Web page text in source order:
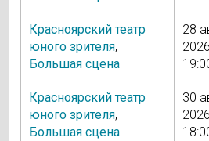
Красноярский театр
юного зрителя,
Большая сцена
28
Красноярский театр
юного зрителя,
Большая сцена
30